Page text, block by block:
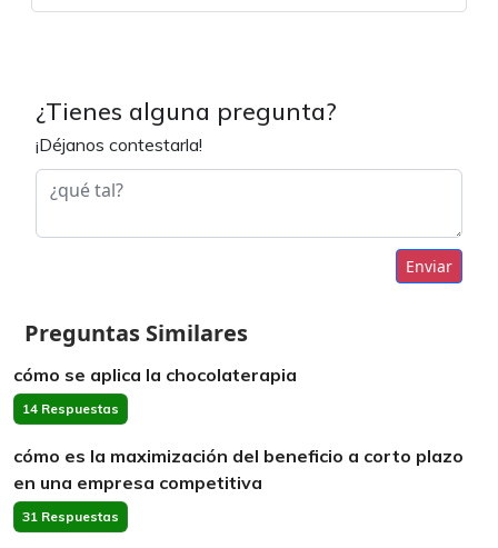
¿Tienes alguna pregunta?
¡Déjanos contestarla!
Enviar
Preguntas Similares
cómo se aplica la chocolaterapia
14 Respuestas
cómo es la maximización del beneficio a corto plazo
en una empresa competitiva
31 Respuestas